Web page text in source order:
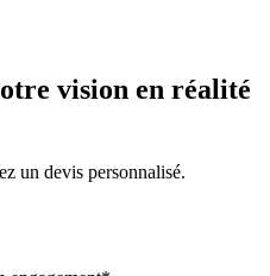
vision en réalité
un devis personnalisé.